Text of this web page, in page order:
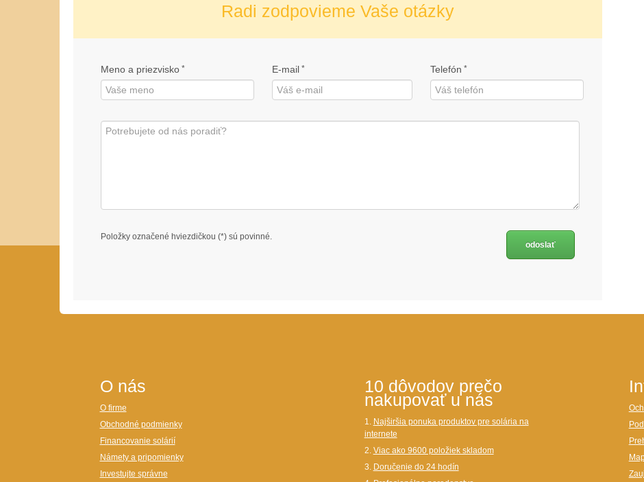
Radi zodpovieme Vaše otázky
Meno a priezvisko * E-mail * Telefón *
Položky označené hviezdičkou (*) sú povinné.
O nás
O firme
Obchodné podmienky
Financovanie solárií
Námety a pripomienky
Investujte správne
10 dôvodov prečo
nakupovať u nás
1. Najširšia ponuka produktov pre solária na
internete
2. Viac ako 9600 položiek skladom
3. Doručenie do 24 hodín